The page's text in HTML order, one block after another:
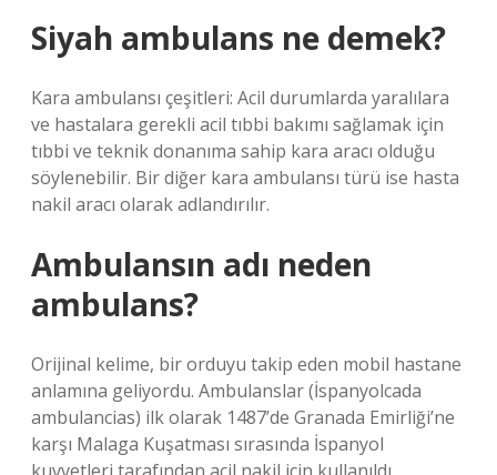
Siyah ambulans ne demek?
Kara ambulansı çeşitleri: Acil durumlarda yaralılara
ve hastalara gerekli acil tıbbi bakımı sağlamak için
tıbbi ve teknik donanıma sahip kara aracı olduğu
söylenebilir. Bir diğer kara ambulansı türü ise hasta
nakil aracı olarak adlandırılır.
Ambulansın adı neden
ambulans?
Orijinal kelime, bir orduyu takip eden mobil hastane
anlamına geliyordu. Ambulanslar (İspanyolcada
ambulancias) ilk olarak 1487’de Granada Emirliği’ne
karşı Malaga Kuşatması sırasında İspanyol